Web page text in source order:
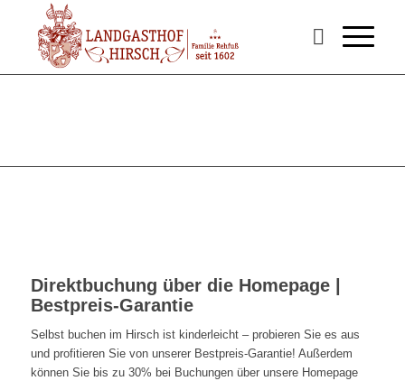
Direktbuchung über die Homepage |
Bestpreis-Garantie
Selbst buchen im Hirsch ist kinderleicht – probieren Sie es aus
und profitieren Sie von unserer Bestpreis-Garantie! Außerdem
können Sie bis zu 30% bei Buchungen über unsere Homepage